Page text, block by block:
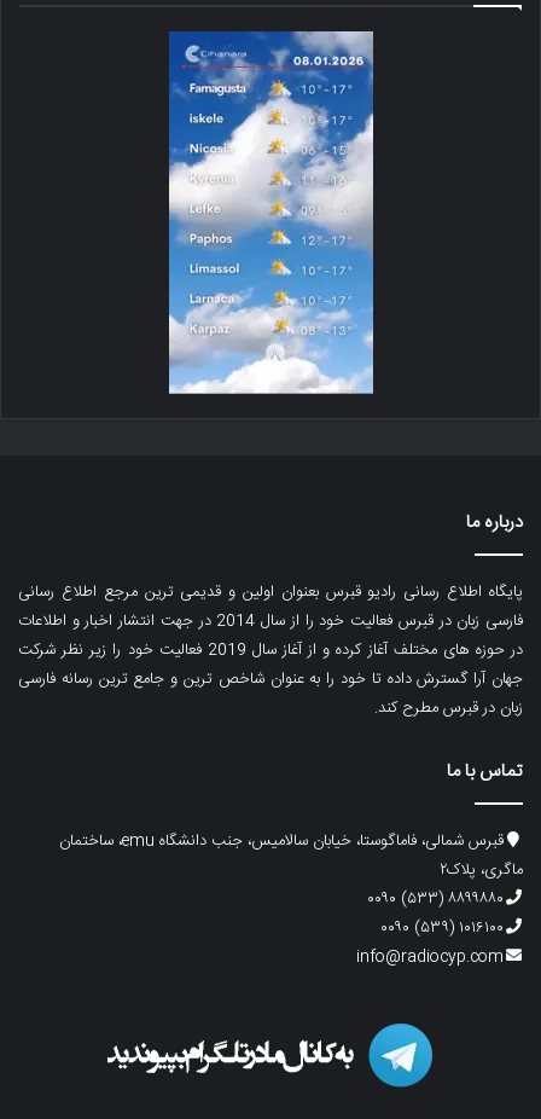
درباره ما
پایگاه اطلاع رسانی رادیو قبرس بعنوان اولین و قدیمی ترین مرجع اطلاع رسانی
فارسی زبان در قبرس فعالیت خود را از سال 2014 در جهت انتشار اخبار و اطلاعات
در حوزه های مختلف آغاز کرده و از آغاز سال 2019 فعالیت خود را زیر نظر شرکت
جهان آرا گسترش داده تا خود را به عنوان شاخص ترین و جامع ترین رسانه فارسی
زبان در قبرس مطرح کند.
تماس با ما
قبرس شمالی، فاماگوستا، خیابان سالامیس، جنب دانشگاه emu، ساختمان
ماگری، پلاک۲
۸۸۹۹۸۸۰ (۵۳۳) ۰۰۹۰
۱۰۱۶۱۰۰ (۵۳۹) ۰۰۹۰
info@radiocyp.com